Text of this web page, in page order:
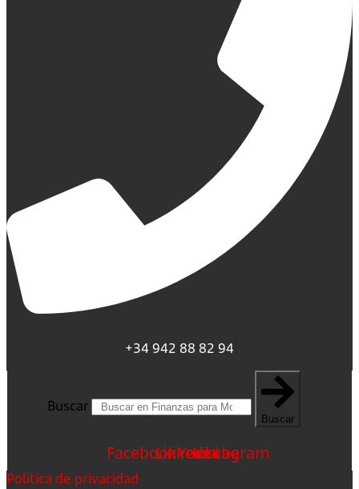
+34 942 88 82 94
Buscar
Buscar
FacebookLinkedin
Youtube
Instagram
Política de privacidad